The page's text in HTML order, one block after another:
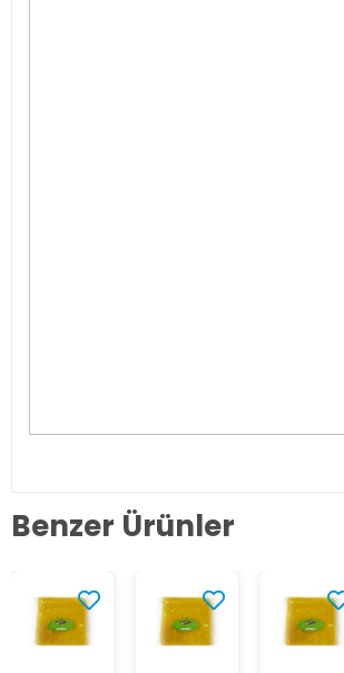
Benzer Ürünler